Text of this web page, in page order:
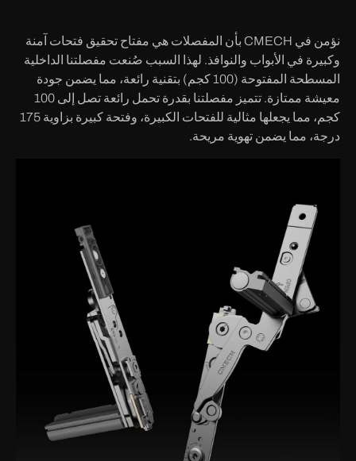
نؤمن في CMECH بأن المفصلات هي مفتاح تحقيق فتحات آمنة
وكبيرة في الأبواب والنوافذ. لهذا السبب صُنعت مفصلتنا الداخلية
المسطحة المفتوحة (100 كجم) بتقنية رائعة، مما يضمن جودة
معيشة ممتازة. تتميز مفصلتنا بقدرة تحمل رائعة تصل إلى 100
كجم، مما يجعلها مثالية للفتحات الكبيرة، وفتحة كبيرة بزاوية 175
درجة، مما يضمن تهوية مريحة.